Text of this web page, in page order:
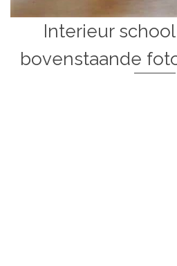
Interieur
bovenstaande